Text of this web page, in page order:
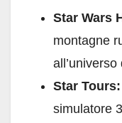
Star Wars
montagne
Star
simulatore